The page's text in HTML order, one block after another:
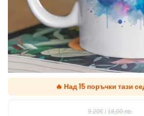
🔥 Над 15 поръчки тази
9.20€ / 18,00лв.